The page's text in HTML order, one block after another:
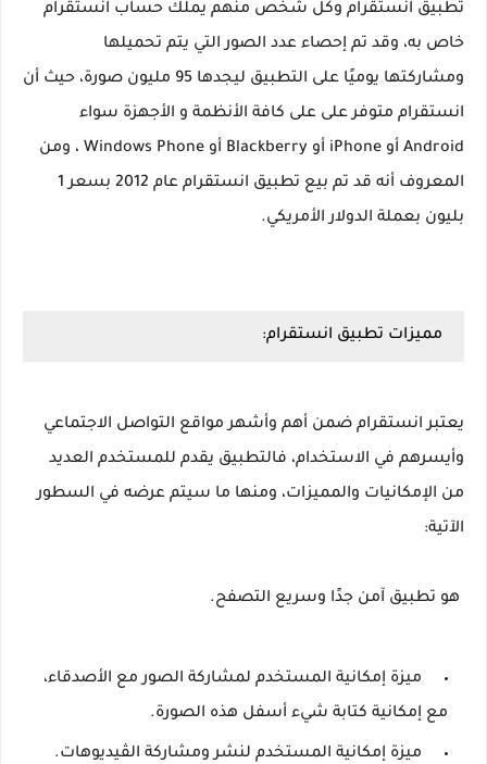
تطبيق انستقرام وكل شخص منهم يملك حساب انستقرام
خاص به، وقد تم إحصاء عدد الصور التي يتم تحميلها
ومشاركتها يوميًا على التطبيق ليجدها 95 مليون صورة، حيث أن
انستقرام متوفر على على كافة الأنظمة و الأجهزة سواء
Android أو iPhone أو Blackberry أو Windows Phone ، ومن
المعروف أنه قد تم بيع تطبيق انستقرام عام 2012 بسعر 1
بليون بعملة الدولار الأمريكي.
مميزات تطبيق انستقرام:
يعتبر انستقرام ضمن أهم وأشهر مواقع التواصل الاجتماعي
وأيسرهم في الاستخدام، فالتطبيق يقدم للمستخدم العديد
من الإمكانيات والمميزات، ومنها ما سيتم عرضه في السطور
الآتية:
هو تطبيق آمن جدًا وسريع التصفح.
ميزة إمكانية المستخدم لمشاركة الصور مع الأصدقاء،
مع إمكانية كتابة شيء أسفل هذه الصورة.
ميزة إمكانية المستخدم لنشر ومشاركة الڤيديوهات.